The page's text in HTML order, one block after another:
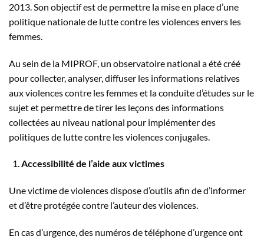
2013. Son objectif est de permettre la mise en place d’une
politique nationale de lutte contre les violences envers les
femmes.
Au sein de la MIPROF, un observatoire national a été créé
pour collecter, analyser, diffuser les informations relatives
aux violences contre les femmes et la conduite d’études sur le
sujet et permettre de tirer les leçons des informations
collectées au niveau national pour implémenter des
politiques de lutte contre les violences conjugales.
Accessibilité de l’aide aux victimes
Une victime de violences dispose d’outils afin de d’informer
et d’être protégée contre l’auteur des violences.
En cas d’urgence, des numéros de téléphone d’urgence ont